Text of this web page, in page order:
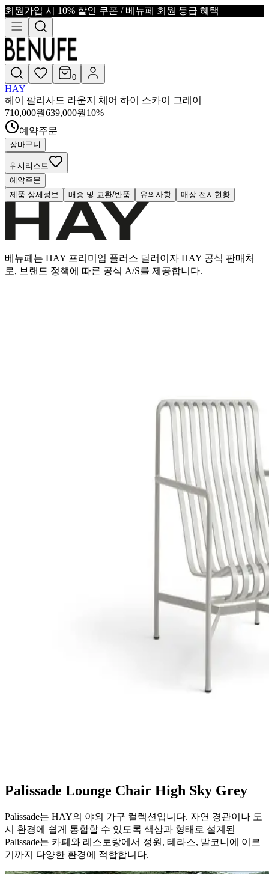
회원가입 시 10% 할인 쿠폰 / 베뉴페 회원 등급 혜택
0
HAY
헤이 팔리사드 라운지 체어 하이 스카이 그레이
710,000원639,000원 10%
예약주문
장바구니
위시리스트
예약주문
제품 상세정보
배송 및 교환/반품 유의사항 매장 전시현황
베뉴페는 HAY 프리미엄 플러스 딜러이자 HAY 공식 판매처
로, 브랜드 정책에 따른 공식 A/S를 제공합니다.
Palissade Lounge Chair High Sky Grey
Palissade는 HAY의 야외 가구 컬렉션입니다. 자연 경관이나 도
시 환경에 쉽게 통합할 수 있도록 색상과 형태로 설계된
Palissade는 카페와 레스토랑에서 정원, 테라스, 발코니에 이르
기까지 다양한 환경에 적합합니다.